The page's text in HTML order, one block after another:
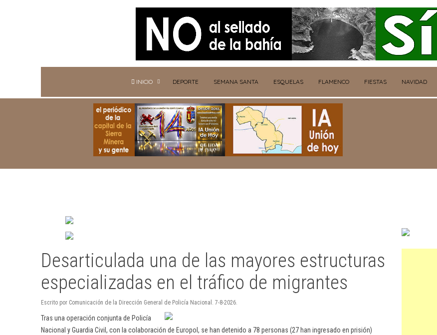
INICIO DEPORTE SEMANA SANTA ESQUELAS FLAMENCO FIESTAS NAVIDAD
Desarticulada una de las mayores estructuras
especializadas en el tráfico de migrantes
Escrito por Comunicación de la Dirección General de Policía Nacional. 7-8-2026.
Tras una operación conjunta de Policía
Nacional y Guardia Civil, con la colaboración de Europol, se han detenido a 78 personas (27 han ingresado en prisión)